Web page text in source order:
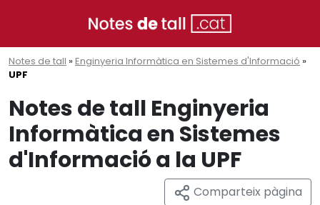
Notes de tall »Enginyeria Informàtica en Sistemes d'Informació »
UPF
Notes de tall Enginyeria
Informàtica en Sistemes
d'Informació a la UPF
Comparteix pàgina